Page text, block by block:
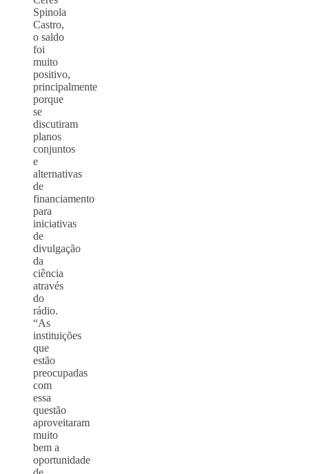
Spinola
Castro,
o saldo
foi
muito
positivo,
principalmente
porque
se
discutiram
planos
conjuntos
e
alternativas
de
financiamento
para
iniciativas
de
divulgação
da
ciência
através
do
rádio.
“As
instituições
que
estão
preocupadas
com
essa
questão
aproveitaram
muito
bem a
oportunidade